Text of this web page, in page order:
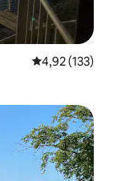
4,92 de uma
4,92 (133)